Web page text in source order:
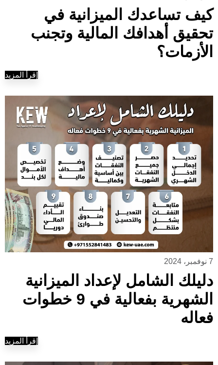
كيف تساعدك الميزانية في
تحقيق أهدافك المالية وتجنب
الأزمات؟
إقرأ المزيد
7 نوفمبر، 2024
دليلك الشامل لإعداد الميزانية
الشهرية بفعالية في 9 خطوات
فعاله
إقرأ المزيد